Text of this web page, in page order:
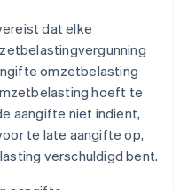
dat elke
omzetbelasting
hoeft te
aangifte niet indient,
te late aangifte op,
verschuldigd bent.